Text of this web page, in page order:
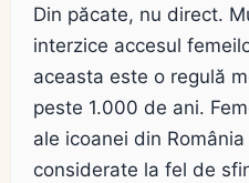
Din păcate, nu direct.
interzice accesul
aceasta este o regulă
peste 1.000 de ani.
ale icoanei din
considerate la fel de